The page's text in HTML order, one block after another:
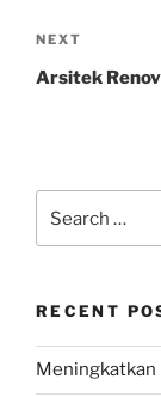
Next
Post
NEXT
Arsitek
for:
RECENT
Meningkatkan